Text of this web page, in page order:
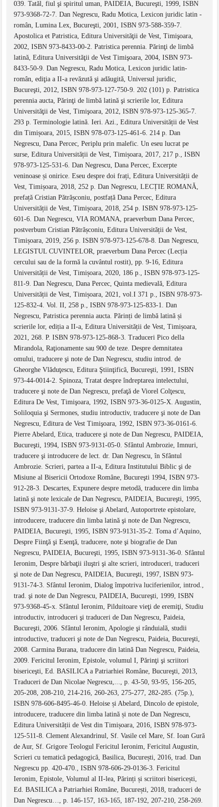
039. Tatăl, fiul şi spiritul uman, PAIDEIA, Bucureşti, 1999, ISBN
973-9368-72-7. Dan Negrescu, Radu Motica, Lexicon juridic latin -
român, Lumina Lex, Bucureşti, 2001, ISBN 973-588-359-7.
Apostolica et Patristica, Editura Universităţii de Vest, Timişoara,
2002, ISBN 973-8433-00-2. Patristica perennia. Părinţi de limbă
latină, Editura Universităţii de Vest Timişoara, 2004, ISBN 973-
8433-50-9. Dan Negrescu, Radu Motica, Lexicon juridic latin-
român, ediţia a II-a revăzută şi adăugită, Universul juridic,
Bucureşti, 2012, ISBN 978-973-127-750-9. 202 (101) p. Patristica
perennia aucta, Părinţi de limbă latină şi scrierile lor, Editura
Universităţii de Vest, Timişoara, 2012, ISBN 978-973-125-365-7.
293 p. Terminologie latină. Ieri. Azi., Editura Universității de Vest
din Timișoara, 2015, ISBN 978-073-125-461-6. 214 p. Dan
Negrescu, Dana Percec, Periplu prin malefic. Un eseu lucrat pe
surse, Editura Universității de Vest, Timișoara, 2017, 217 p., ISBN
978-973-125-531-6. Dan Negrescu, Dana Percec, Excerpte
veninoase și onirice. Eseu despre doi frați, Editura Universității de
Vest, Timișoara, 2018, 252 p. Dan Negrescu, LECȚIE ROMANĂ,
prefață Cristian Pătrășconiu, postfață Dana Percec, Editura
Universității de Vest, Timișoara, 2018, 254 p. ISBN 978-973-125-
601-6. Dan Negrescu, VIA ROMANA, praeverbum Dana Percec,
postverbum Cristian Pătrășconiu, Editura Universității de Vest,
Timișoara, 2019, 256 p. ISBN 978-973-125-678-8. Dan Negrescu,
LEGISTUL CUVINTELOR, praeverbum Dana Percec (Lecția
cercului sau de la formă la cuvântul rostit), pp. 9-16, Editura
Universității de Vest, Timișoara, 2020, 186 p., ISBN 978-973-125-
811-9. Dan Negrescu, Dana Percec, Quinta medievală, Editura
Universității de Vest, Timișoara, 2021, vol.I 371 p., ISBN 978-973-
125-832-4. Vol. II, 258 p., ISBN 978-973-125-833-1. Dan
Negrescu, Patristica perennia aucta. Părinți de limbă latină și
scrierile lor, ediția a II-a, Editura Universității de Vest, Timișoara,
2021, 268. P. ISBN 978-973-125-868-3. Traduceri Pico della
Mirandola, Raţionamente sau 900 de teze. Despre demnitatea
omului, traducere şi note de Dan Negrescu, studiu introd. de
Gheorghe Vlăduţescu, Editura Ştiinţifică, Bucureşti, 1991, ISBN
973-44-0014-2. Spinoza, Tratat despre îndreptarea intelectului,
traducere şi note de Dan Negrescu, prefaţă de Viorel Colţescu,
Editura De Vest, Timişoara, 1992, ISBN 973-36-0125-X. Augustin,
Soliloquia şi Sermones, studiu introductiv, traducere şi note de Dan
Negrescu, Editura de Vest Timişoara, 1992, ISBN 973-36-0161-6.
Pierre Abelard, Etica, traducere şi note de Dan Negrescu, PAIDEIA,
Bucureşti, 1994, ISBN 973-9131-05-0. Sfântul Ambrozie, Imnuri,
traducere şi introducere de lect. dr. Dan Negrescu, în Sfântul
Ambrozie. Scrieri, partea a II-a, Editura Institutului Biblic şi de
Misiune al Bisericii Ortodoxe Române, Bucureşti 1994, ISBN 973-
912-28-3. Descartes, Expunere despre metodă, traducere din limba
latină şi note lexicale de Dan Negrescu, PAIDEIA, Bucureşti, 1995,
ISBN 973-9131-37-9. Heloise şi Abelard, Autoportrete epistolare,
introducere, traducere din limba latină şi note de Dan Negrescu,
PAIDEIA, Bucureşti, 1995, ISBN 973-9131-35-2. Toma d’Aquino,
Despre Fiinţă şi Esenţă, traducere, note şi biografie de Dan
Negrescu, PAIDEIA, Bucureşti, 1995, ISBN 973-9131-36-0. Sfântul
Ieronim, Despre bărbaţii iluştri şi alte scrieri, introduceri, traduceri
şi note de Dan Negrescu, PAIDEIA, Bucureşti, 1997, ISBN 973-
9131-74-3. Sfântul Ieronim, Dialog împotriva luciferienilor, introd.,
trad. şi note de Dan Negrescu, PAIDEIA, Bucureşti, 1999, ISBN
973-9368-45-x. Sfântul Ieronim, Pilduitoare vieţi de eremiţi, Studiu
introductiv, introduceri şi traduceri de Dan Negrescu, Paideia,
Bucureşti, 2006. Sfântul Ieronim, Apologie şi rânduială, studii
introductive, traduceri şi note de Dan Negrescu, Paideia, Bucureşti,
2008. Carmina Burana, traducere din latină Dan Negrescu, Paideia,
2009. Fericitul Ieronim, Epistole, volumul I, Părinţi şi scriitori
bisericeşti, Ed. BASILICA a Patriarhiei Române, Bucureşti, 2013,
Traduceri de Dan Nicolae Negrescu,..., p. 43-50, 93-95, 156-205,
205-208, 208-210, 214-216, 260-263, 275-277, 282-285. (75p.),
ISBN 978-606-8495-46-0. Heloise și Abelard, Dincolo de epistole,
introducere, traducere din limba latină și note de Dan Negrescu,
Editura Universității de Vest din Timișoara, 2016, ISBN 978-973-
125-511-8. Clement Alexandrinul, Sf. Vasile cel Mare, Sf. Ioan Gură
de Aur, Sf. Grigore Teologul Fericitul Ieronim, Fericitul Augustin,
Scrieri cu tematică pedagogică, Basilica, București, 2016, trad. Dan
Negrescu pp. 420-470., ISBN 978-606-29-0136-3. Fericitul
Ieronim, Epistole, Volumul al II-lea, Părinți și scriitori bisericești,
Ed. BASILICA a Patriarhiei Române, București, 2018, traduceri de
Dan Negrescu…, p. 146-157, 163-165, 187-192, 207-210, 258-269.